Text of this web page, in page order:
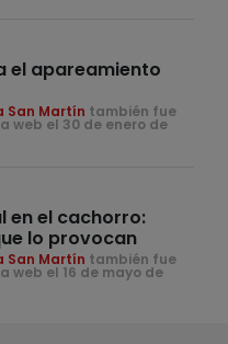
el apareamiento
San Martín también fue
web el 30 de enero de
en el cachorro:
lo provocan
San Martín también fue
web el 16 de mayo de